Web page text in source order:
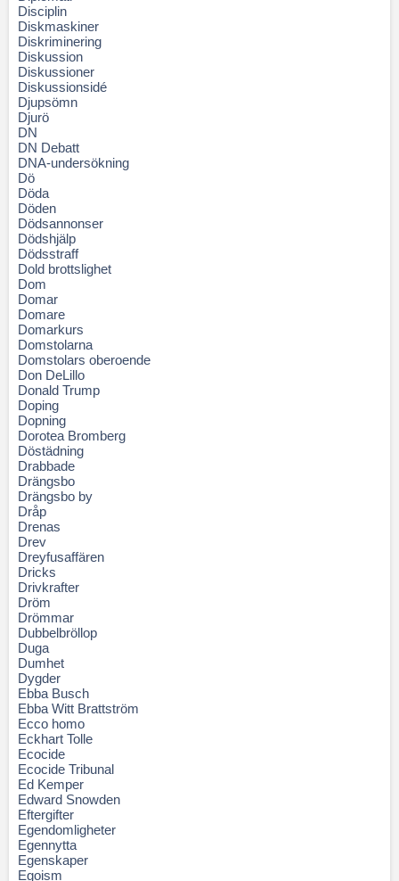
Disciplin
Diskmaskiner
Diskriminering
Diskussion
Diskussioner
Diskussionsidé
Djupsömn
Djurö
DN
DN Debatt
DNA-undersökning
Dö
Döda
Döden
Dödsannonser
Dödshjälp
Dödsstraff
Dold brottslighet
Dom
Domar
Domare
Domarkurs
Domstolarna
Domstolars oberoende
Don DeLillo
Donald Trump
Doping
Dopning
Dorotea Bromberg
Döstädning
Drabbade
Drängsbo
Drängsbo by
Dråp
Drenas
Drev
Dreyfusaffären
Dricks
Drivkrafter
Dröm
Drömmar
Dubbelbröllop
Duga
Dumhet
Dygder
Ebba Busch
Ebba Witt Brattström
Ecco homo
Eckhart Tolle
Ecocide
Ecocide Tribunal
Ed Kemper
Edward Snowden
Eftergifter
Egendomligheter
Egennytta
Egenskaper
Egoism